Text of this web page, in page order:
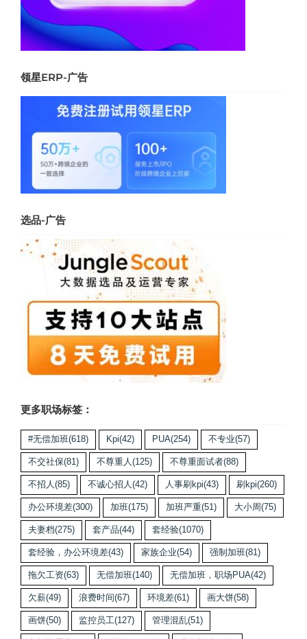
领星ERP-广告
选品-广告
更多职场标签：
#无偿加班(618) Kpi(42) PUA(254) 不专业(57)
不交社保(81) 不尊重人(125) 不尊重面试者(88)
不招人(85) 不诚心招人(42) 人事刷kpi(43) 刷kpi(260)
办公环境差(300) 加班(175) 加班严重(51) 大小周(75)
夫妻档(275) 套产品(44) 套经验(1070)
套经验，办公环境差(43) 家族企业(54) 强制加班(81)
拖欠工资(63) 无偿加班(140) 无偿加班，职场PUA(42)
欠薪(49) 浪费时间 (67) 环境差(61) 画大饼(58)
画饼(50) 监控员工(127) 管理混乱(51)